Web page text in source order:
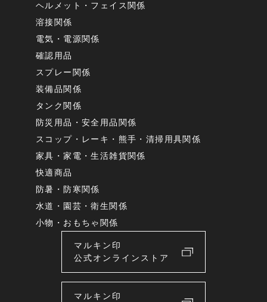
ヘルメット・フェイス関係
溶接関係
電気・電源関係
確認用品
スプレー関係
装備品関係
タンク関係
防災用品・安全用品関係
スコップ・レーキ・熊手・清掃用具関係
家具・家電・生活雑貨関係
快適商品
防暑・防寒関係
水道・園芸・衛生関係
小物・おもちゃ関係
マルキン印
公式オンラインストア
マルキン印